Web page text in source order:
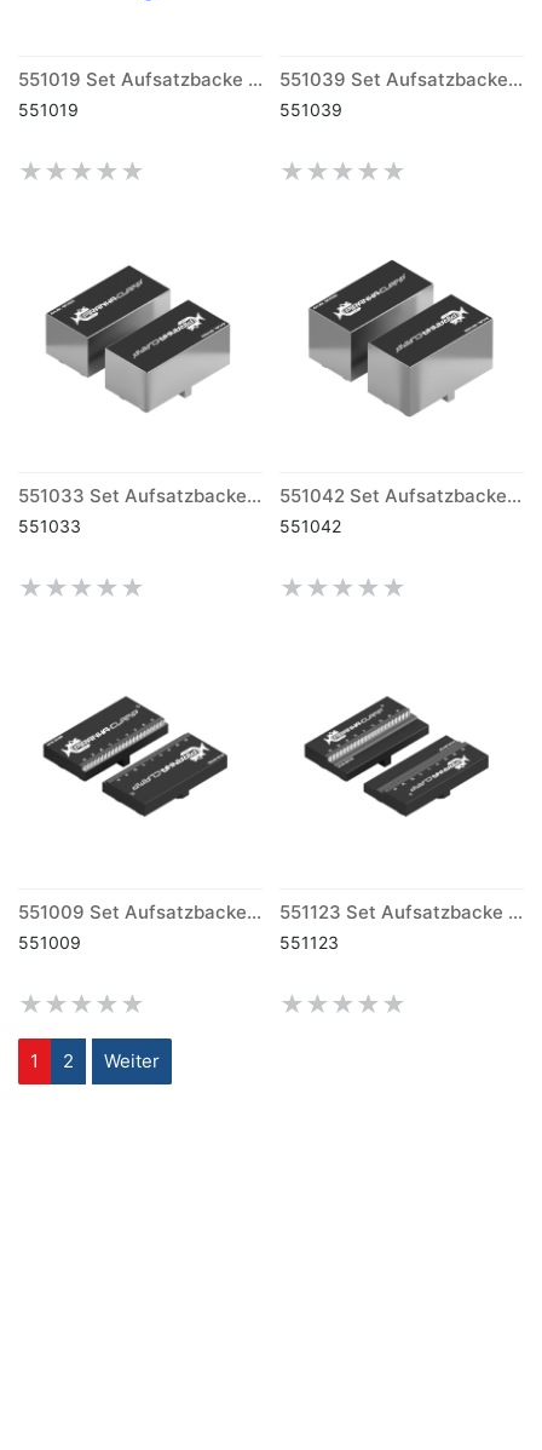
551019 Set Aufsatzbacke ALU L (170)
551019
551039 Set Aufsatzbacke Stahl weich S (170)
551039
551033 Set Aufsatzbacke Stahl weich M (170)
551033
551042 Set Aufsatzbacke Stahl weich L (170)
551042
551009 Set Aufsatzbacke Snapper kurz (170)
551009
551123 Set Aufsatzbacke Snapper mittel (170)
551123
1 2 Weiter